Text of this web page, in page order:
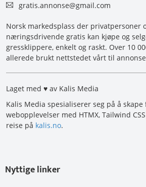
gratis.annonse@gmail.com
Norsk markedsplass der privatpersoner
næringsdrivende gratis kan kjøpe og
gressklippere, enkelt og raskt. Over 10
allerede brukt nettstedet vårt til
Laget med ♥ av Kalis Media
Kalis Media spesialiserer seg på å
webopplevelser med HTMX, Tailwind
reise på kalis.no.
Nyttige linker